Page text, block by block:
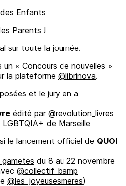
Enfants
Parents !
sur toute la journée.
un « Concours de nouvelles »
la plateforme @librinova.
et le jury en a
édité par @revolution_livres
de Marseille
le lancement officiel de QUOI
du 8 au 22 novembre
@collectif_bamp
@les_joyeusesmeres)